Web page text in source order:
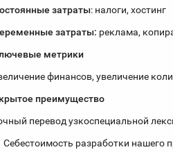
затраты: налоги, хостинг
затраты: реклама,
метрики
финансов, увеличение
преимущество
перевод узкоспециальной
Себестоимость разработки нашего